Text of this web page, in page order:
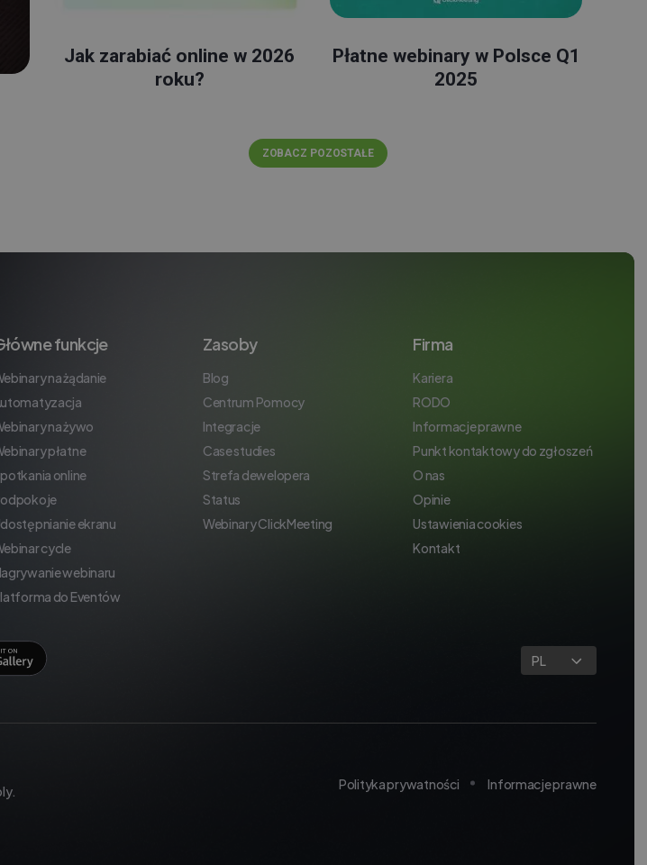
Jak zarabiać online w 2026
roku?
Płatne webinary w Polsce Q1
2025
ZOBACZ POZOSTAŁE
funkcje
na żądanie
na żywo
płatne
online
ekranu
cycle
webinaru
do Eventów
Zasoby
Blog
Centrum Pomocy
Integracje
Case studies
Strefa dewelopera
Status
Webinary ClickMeeting
Firma
Kariera
RODO
Informacje prawne
Punkt kontaktowy do zgłoszeń
O nas
Opinie
Ustawienia cookies
Kontakt
PL
Polityka prywatności Informacje prawne